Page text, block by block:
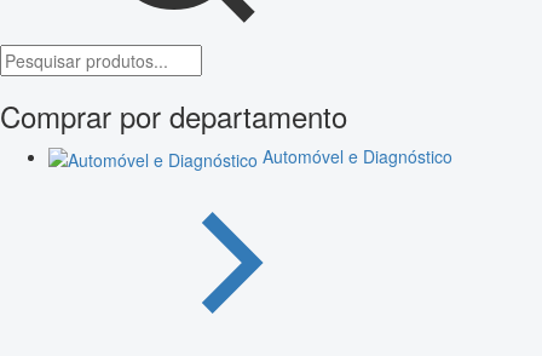
Comprar por departamento
Automóvel e Diagnóstico